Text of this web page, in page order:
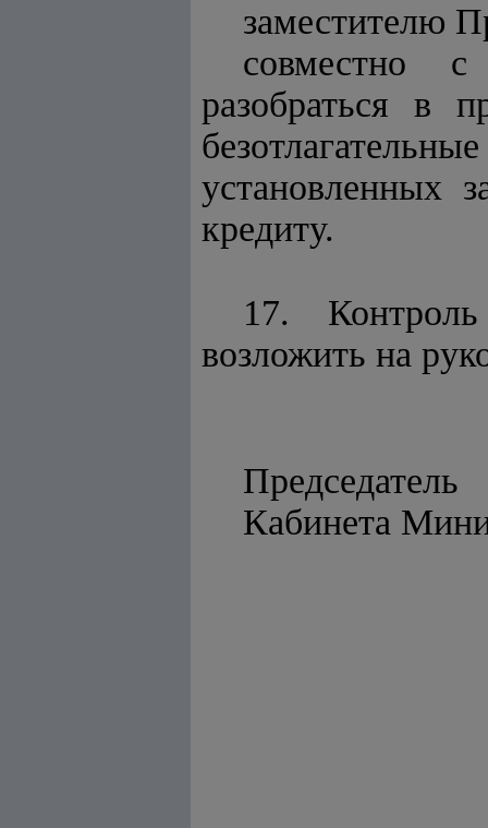
заместителю
совместно
разобраться в
установленных
кредиту.
17.
возложить на
Председатель